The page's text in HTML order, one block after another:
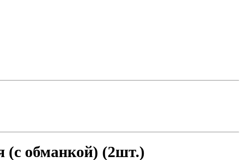
(с обманкой) (2шт.)